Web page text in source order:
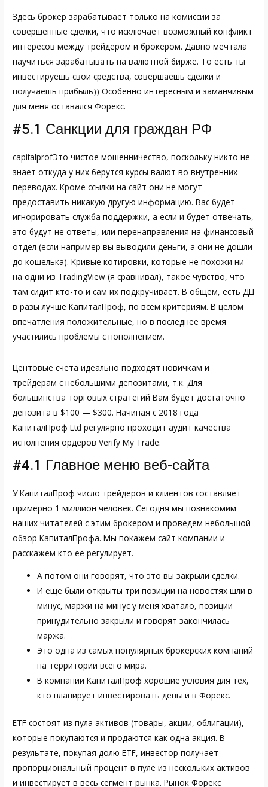
Здесь брокер зарабатывает только на комиссии за
совершённые сделки, что исключает возможный конфликт
интересов между трейдером и брокером. Давно мечтала
научиться зарабатывать на валютной бирже. То есть ты
инвестируешь свои средства, совершаешь сделки и
получаешь прибыль)) Особенно интересным и заманчивым
для меня оставался Форекс.
#5.1 Санкции для граждан РФ
capitalprofЭто чистое мошенничество, поскольку никто не
знает откуда у них берутся курсы валют во внутренних
переводах. Кроме ссылки на сайт они не могут
предоставить никакую другую информацию. Вас будет
игнорировать служба поддержки, а если и будет отвечать,
это будут не ответы, или перенаправления на финансовый
отдел (если например вы выводили деньги, а они не дошли
до кошелька). Кривые котировки, которые не похожи ни
на одни из TradingView (я сравнивал), такое чувство, что
там сидит кто-то и сам их подкручивает. В общем, есть ДЦ
в разы лучше КапиталПроф, по всем критериям. В целом
впечатления положительные, но в последнее время
участились проблемы с пополнением.
Центовые счета идеально подходят новичкам и
трейдерам с небольшими депозитами, т.к. Для
большинства торговых стратегий Вам будет достаточно
депозита в $100 — $300. Начиная с 2018 года
КапиталПроф Ltd регулярно проходит аудит качества
исполнения ордеров Verify My Trade.
#4.1 Главное меню веб-сайта
У КапиталПроф число трейдеров и клиентов составляет
примерно 1 миллион человек. Сегодня мы познакомим
наших читателей с этим брокером и проведем небольшой
обзор КапиталПрофа. Мы покажем сайт компании и
расскажем кто её регулирует.
А потом они говорят, что это вы закрыли сделки.
И ещё были открыты три позиции на новостях шли в
минус, маржи на минус у меня хватало, позиции
принудительно закрыли и говорят закончилась
маржа.
Это одна из самых популярных брокерских компаний
на территории всего мира.
В компании КапиталПроф хорошие условия для тех,
кто планирует инвестировать деньги в Форекс.
ETF состоят из пула активов (товары, акции, облигации),
которые покупаются и продаются как одна акция. В
результате, покупая долю ETF, инвестор получает
пропорциональный процент в пуле из нескольких активов
и инвестирует в весь сегмент рынка. Рынок Форекс